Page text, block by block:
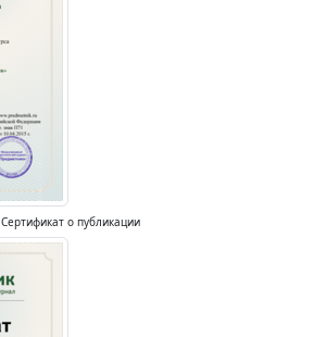
Сертификат о публикации